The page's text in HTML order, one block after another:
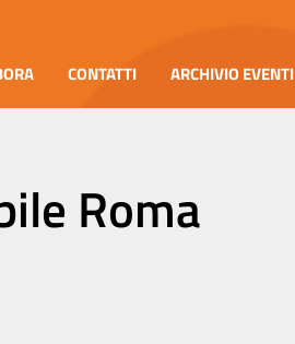
CONTATTI ARCHIVIO EVENTI
Roma